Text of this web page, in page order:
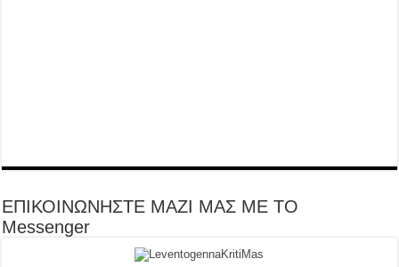
ΕΠΙΚΟΙΝΩΝΗΣΤΕ ΜΑΖΙ ΜΑΣ ΜΕ ΤΟ
Messenger